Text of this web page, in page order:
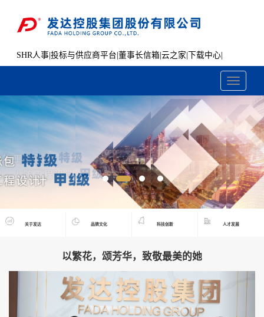
SHR人事 投标与供应商平台 董事长信箱 云之家 下载中心
Toggle
关于发达 品牌文化 科技创新 人才发展
以繁花，颂芳华，致敬最美的她
Previous Next